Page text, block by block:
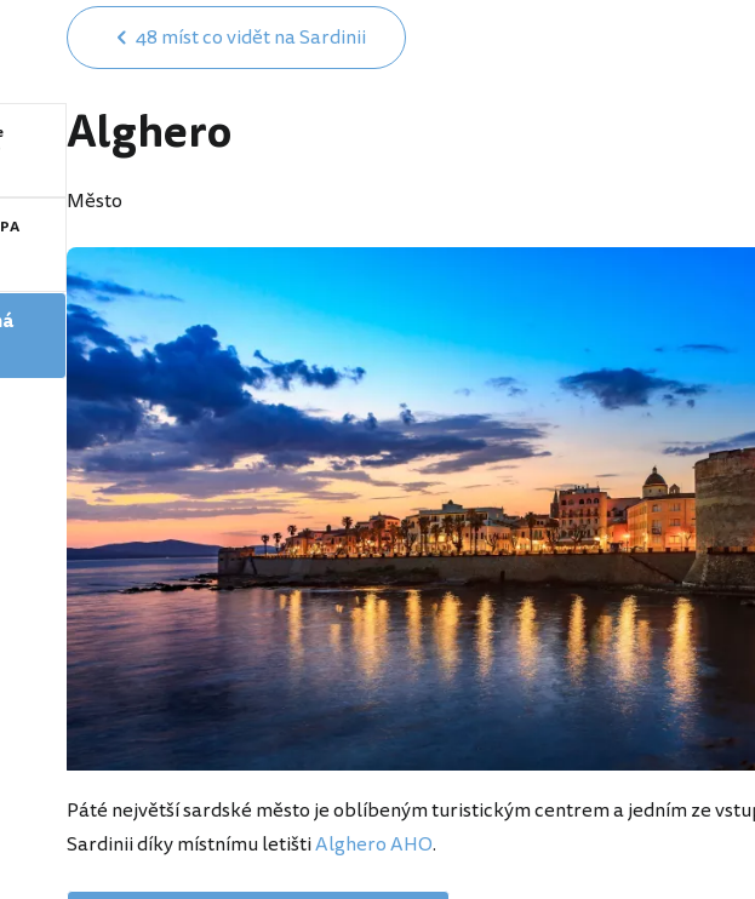
48 míst co vidět na Sardinii
Alghero
Město
Páté největší sardské město je oblíbeným turistickým centrem a jedním ze
Sardinii díky místnímu letištiAlghero AHO.